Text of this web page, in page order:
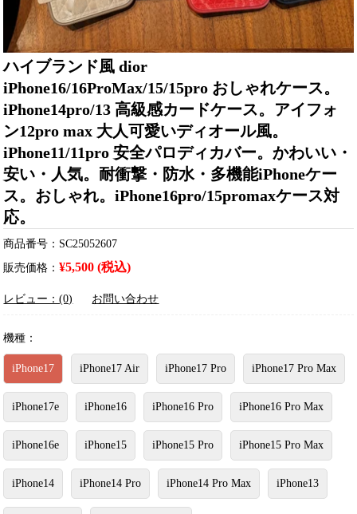
ハイブランド風 dior
iPhone16/16ProMax/15/15pro おしゃれケース。
iPhone14pro/13 高級感カードケース。アイフォ
ン12pro max 大人可愛いディオール風。
iPhone11/11pro 安全パロディカバー。かわいい・
安い・人気。耐衝撃・防水・多機能iPhoneケー
ス。おしゃれ。iPhone16pro/15promaxケース対
応。
商品番号：SC25052607
販売価格：¥5,500 (税込)
レビュー：(0) お問い合わせ
機種：
iPhone17 iPhone17 Air iPhone17 Pro iPhone17 Pro Max
iPhone17e iPhone16 iPhone16 Pro iPhone16 Pro Max
iPhone16e iPhone15 iPhone15 Pro iPhone15 Pro Max
iPhone14 iPhone14 Pro iPhone14 Pro Max iPhone13